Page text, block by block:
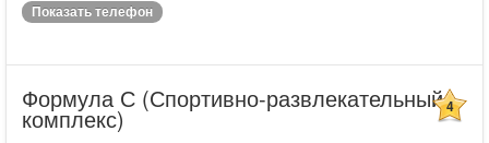
Показать телефон
Формула С (Спортивно-развлекательный
комплекс) 4